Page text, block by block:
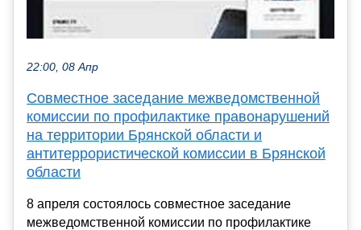
22:00, 08 Апр
Совместное заседание межведомственной
комиссии по профилактике правонарушений
на территории Брянской области и
антитеррористической комиссии в Брянской
области
8 апреля состоялось совместное заседание
межведомственной комиссии по профилактике